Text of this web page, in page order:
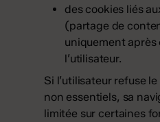
des cookies liés
(partage de
uniquement
l’utilisateur.
Si l’utilisateur refuse
non essentiels, sa
limitée sur certaines